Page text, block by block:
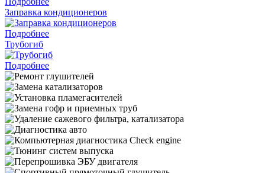
Заправка кондиционеров
Подробнее
Трубогиб
Подробнее